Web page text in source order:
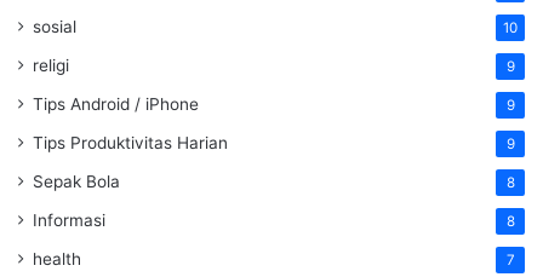
sosial 10
religi 9
Tips Android / iPhone 9
Tips Produktivitas Harian 9
Sepak Bola 8
Informasi 8
health 7